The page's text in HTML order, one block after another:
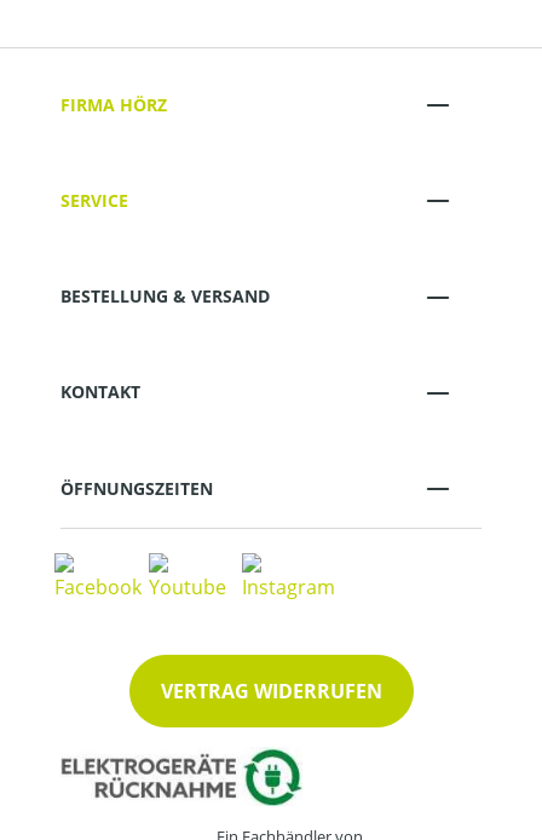
FIRMA HÖRZ
SERVICE
BESTELLUNG & VERSAND
KONTAKT
ÖFFNUNGSZEITEN
VERTRAG WIDERRUFEN